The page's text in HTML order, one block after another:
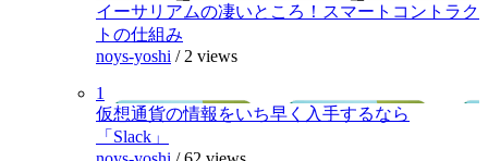
イーサリアムの凄いところ！スマートコントラク
トの仕組み
noys-yoshi / 2 views
1
仮想通貨の情報をいち早く入手するなら
「Slack」